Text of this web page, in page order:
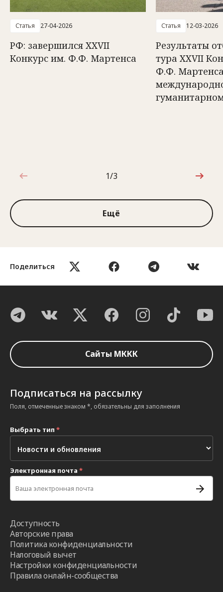
Поделиться
Статья 27-04-2026
РФ: завершился XXVII
Конкурс им. Ф.Ф. Мартенса
Статья 12-03-2026
Результаты
тура ХХVII
Ф.Ф.
1 из 3
1/3
Ещё
Сайты МККК
Подписаться на рассылку
Поля, отмеченные знаком *, обязательны для заполнения
Выбрать тип *
Электронная почта *
Доступность
Авторские права
Политика конфиденциальности
Налоговый вычет
Настройки конфиденциальности
Правила онлайн-сообщества